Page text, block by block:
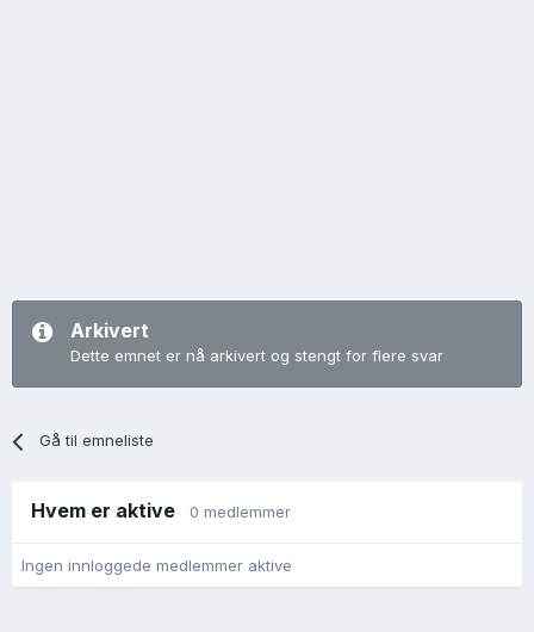
Arkivert
Dette emnet er nå arkivert og stengt for flere svar
Gå til emneliste
Hvem er aktive 0 medlemmer
Ingen innloggede medlemmer aktive